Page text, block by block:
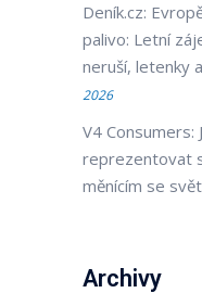
Deník.cz:
palivo: Letní
neruší, letenky
2026
V4 Consumers:
reprezentovat
měnícím se
Archivy